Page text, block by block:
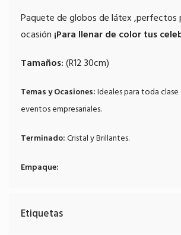
Paquete de globos de látex ,perfectos
ocasión ¡Para llenar de color tus
Tamaños:(R12 30cm)
Temas y Ocasiones:Ideales para toda
eventos empresariales.
Terminado:Cristal y Brillantes.
Empaque:
Etiquetas